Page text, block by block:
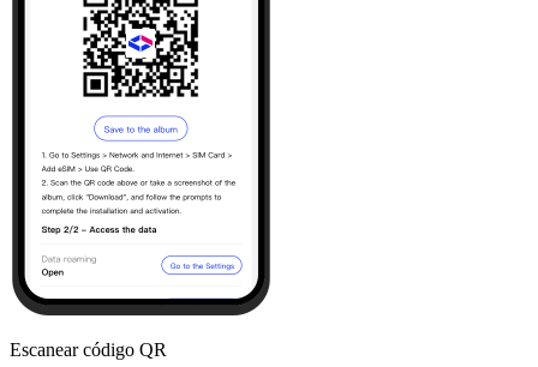
Escanear código QR